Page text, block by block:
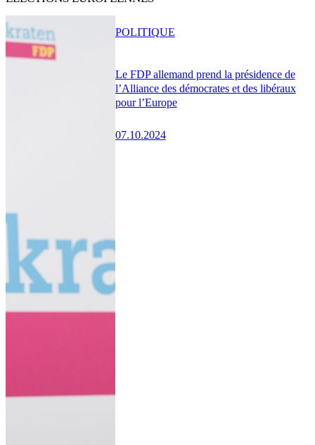
Le FDP allemand prend la présidence de
l’Alliance des démocrates et des libéraux
pour l’Europe
07.10.2024
POLITIQUE